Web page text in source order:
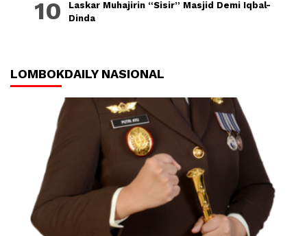
Laskar Muhajirin “Sisir” Masjid Demi Iqbal-
Dinda
LOMBOKDAILY NASIONAL